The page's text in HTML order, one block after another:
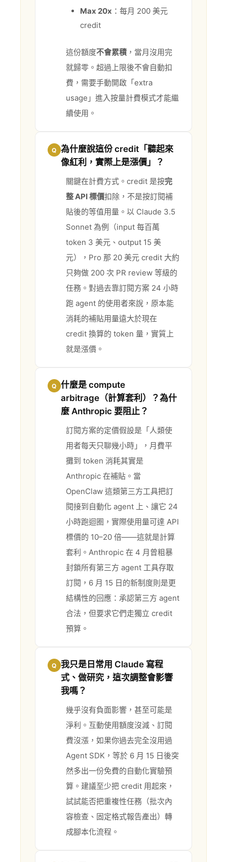
Max 20x ：每月 200 美元
credit
這份額度不會累積 ，當月沒用完
就歸零。超過上限後不會自動扣
費，需要手動開啟「extra
usage」進入按量計費模式才能繼
續使用。
Q 為什麼說這份 credit「聽起來
像紅利，實際上是漲價」？
關鍵在計費方式。credit 是按完
整 API 標價扣除，不是按訂閱補
貼後的等值用量。以 Claude 3.5
Sonnet 為例（input 每百萬
token 3 美元、output 15 美
元），Pro 那 20 美元 credit 大約
只夠做 200 次 PR review 等級的
任務。對過去靠訂閱方案 24 小時
跑 agent 的使用者來說，原本能
消耗的補貼用量遠大於現在
credit 換算的 token 量，實質上
就是漲價。
Q 什麼是 compute
arbitrage（計算套利）？為什
麼 Anthropic 要阻止？
訂閱方案的定價假設是「人類使
用者每天只聊幾小時」，月費平
攤到 token 消耗其實是
Anthropic 在補貼。當
OpenClaw 這類第三方工具把訂
閱接到自動化 agent 上、讓它 24
小時跑迴圈，實際使用量可達 API
標價的 10–20 倍——這就是計算
套利。Anthropic 在 4 月曾粗暴
封鎖所有第三方 agent 工具存取
訂閱，6 月 15 日的新制度則是更
結構性的回應：承認第三方 agent
合法，但要求它們走獨立 credit
預算。
Q 我只是日常用 Claude 寫程
式、做研究，這次調整會影響
我嗎？
幾乎沒有負面影響，甚至可能是
淨利。互動使用額度沒減、訂閱
費沒漲，如果你過去完全沒用過
Agent SDK，等於 6 月 15 日後突
然多出一份免費的自動化實驗預
算。建議至少把 credit 用起來，
試試能否把重複性任務（批次內
容檢查、固定格式報告產出）轉
成腳本化流程。